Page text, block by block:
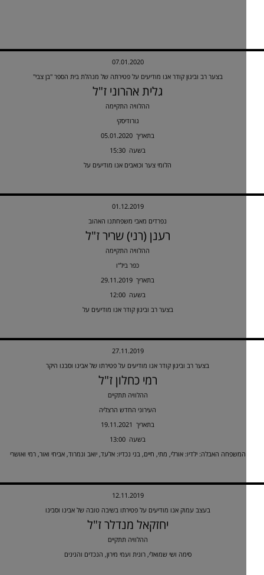
07.01.2020
בצער רב וביגון קודר אנו מודיעים על פטירתה של מנהלת בית הספר "בן צבי"
גלית אהרוני ז"ל
ההלוויה התקיימה
גורודיסקי
05.01.2020 בתאריך
הלומי צער וכואבים אנו מודיעים על
01.12.2019
נפרדים מאבי משפחתנו האהוב
רענן (רני) שריר ז"ל
ההלוויה התקיימה
כפר ביל"ו
29.11.2019 בתאריך
בצער רב וביגון קודר אנו מודיעים על
27.11.2019
בצער רב וביגון קודר אנו מודיעים על פטירתו של אבינו וסבנו היקר
רמי כחלון ז"ל
ההלוויה תתקיים
העירוני החדש הרצליה
19.11.2021 בתאריך
המשפחה האבלה: ילדיו: אורלי, מתי, חיים, בני נכדיו: אלעד, יואב ונמרוד, אביחי ואור, רמי ואושרי
12.11.2019
בעצב עמוק אנו מודיעים על פטירתו בשיבה טובה של אבינו וסבינו
יחזקאל מנדלר ז"ל
ההלוויה תתקיים
סימה ושי שמואלי, רונית ועמי מירון, הנכדים והנינים